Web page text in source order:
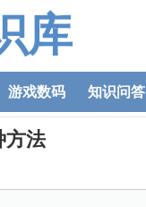
库
游戏数码 知识问答
方法